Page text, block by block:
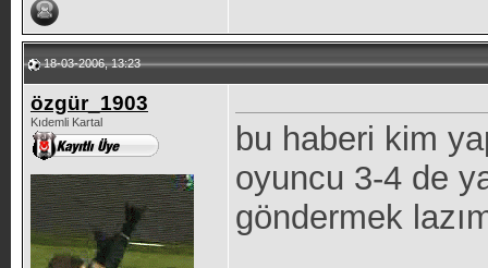
18-03-2006, 13:23
özgür_1903
Kıdemli Kartal
bu haberi kim
oyuncu 3-4 de
göndermek